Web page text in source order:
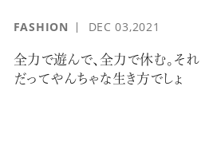
FASHION DEC 03,2021
全力で遊んで、全力で休む。それ
だってやんちゃな生き方でしょ